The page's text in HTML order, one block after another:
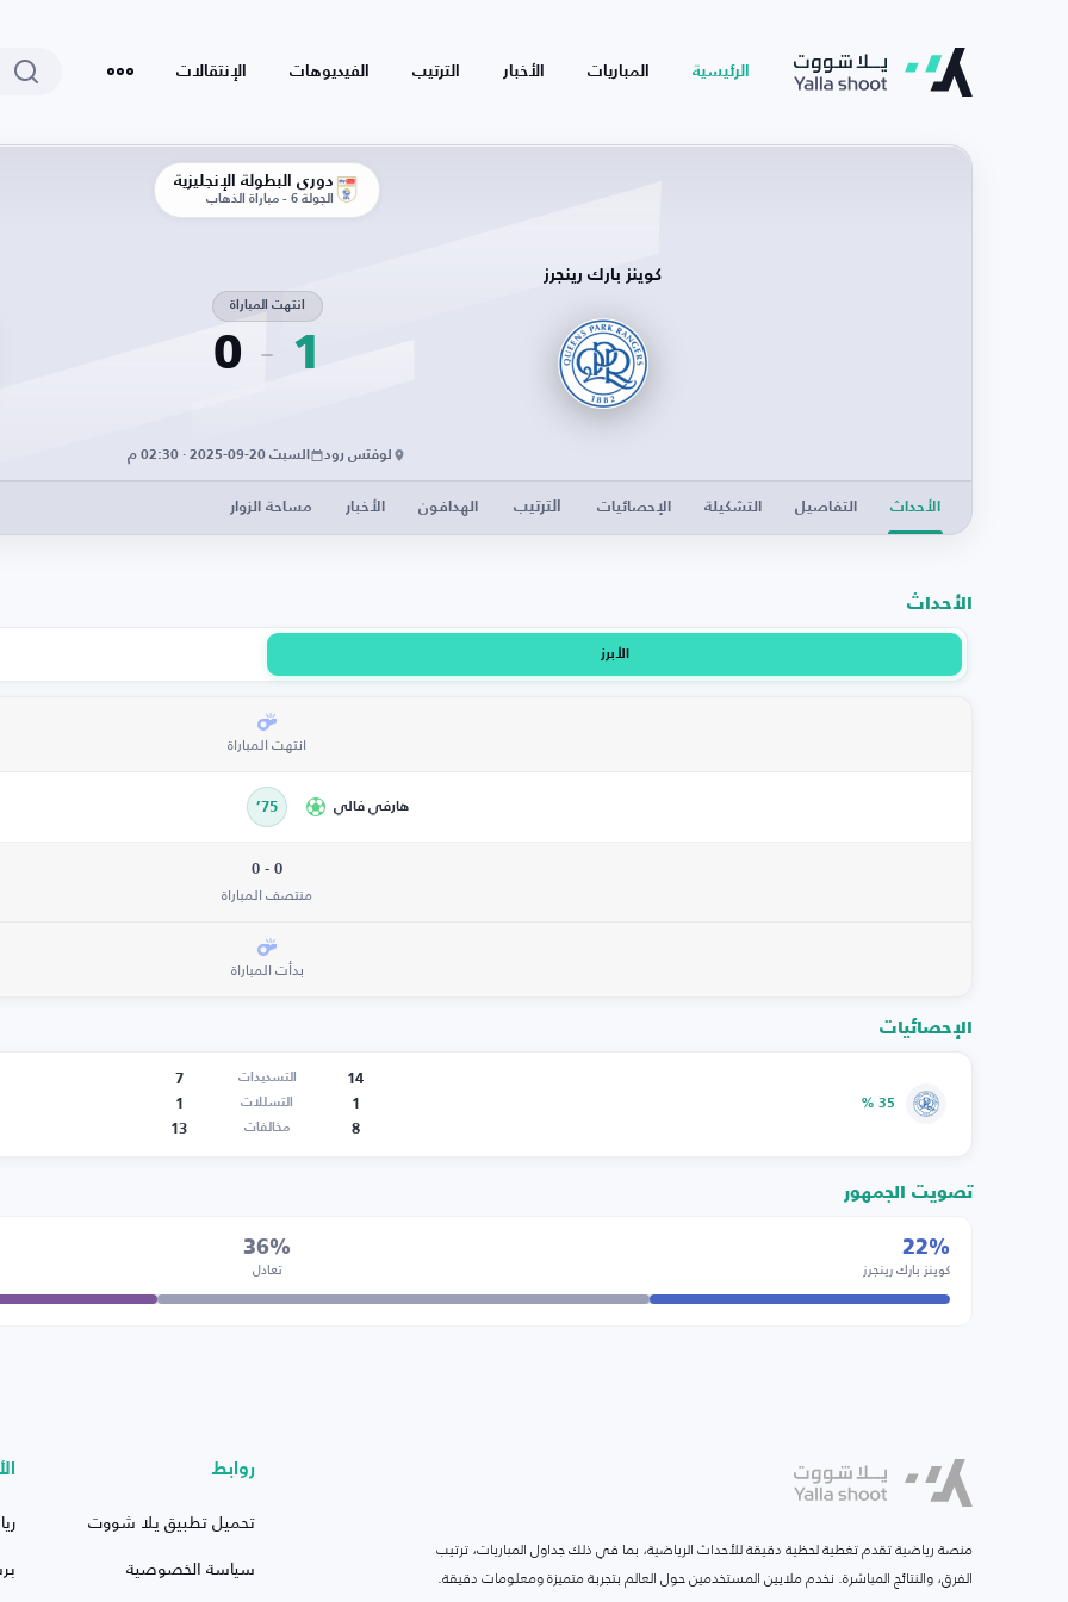
الرئيسية المباريات الأخبار الترتيب الفيديوهات الإنتقالات
دوري البطولة الإنجليزية
الجولة 6 - مباراة الذهاب
كوينز بارك رينجرز
1
انتهت المباراة
0
لوفتس رود السبت 20-09-2025 · 02:30 م
الأحداث التفاصيل التشكيلة الإحصائيات الترتيب الهدافون الأخبار مساحة الزوار
الأحداث
الأبرز
انتهت المباراة
هارفي فالي 75’
0 - 0
منتصف المباراة
بدأت المباراة
الإحصائيات
35 %
14 التسديدات
7
1
التسللات
1
8
مخالفات 13
تصويت الجمهور
22%
كوينز بارك رينجرز
36%
تعادل
منصة رياضية تقدم تغطية لحظية دقيقة للأحداث الرياضية، بما في ذلك جداول المباريات، ترتيب
الفرق، والنتائج المباشرة. نخدم ملايين المستخدمين حول العالم بتجربة متميزة ومعلومات دقيقة.
روابط
تحميل تطبيق يلا شووت
سياسة الخصوصية